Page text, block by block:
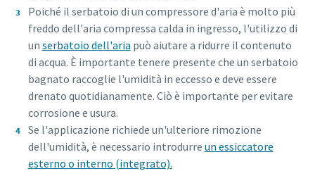
Poiché il serbatoio di un compressore d'aria è molto più
freddo dell'aria compressa calda in ingresso, l'utilizzo di
un serbatoio dell'aria può aiutare a ridurre il contenuto
di acqua. È importante tenere presente che un serbatoio
bagnato raccoglie l'umidità in eccesso e deve essere
drenato quotidianamente. Ciò è importante per evitare
corrosione e usura.
Se l'applicazione richiede un'ulteriore rimozione
dell'umidità, è necessario introdurre un essiccatore
esterno o interno (integrato).